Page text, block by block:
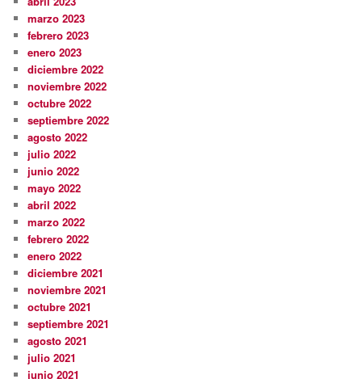
marzo 2023
febrero 2023
enero 2023
diciembre 2022
noviembre 2022
octubre 2022
septiembre 2022
agosto 2022
julio 2022
junio 2022
mayo 2022
abril 2022
marzo 2022
febrero 2022
enero 2022
diciembre 2021
noviembre 2021
octubre 2021
septiembre 2021
agosto 2021
julio 2021
junio 2021